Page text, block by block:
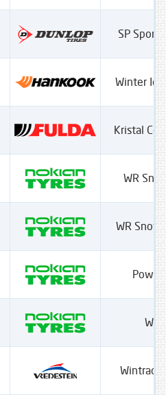
SP Sport
Winter
Kristal
WR
WR
Wintrac